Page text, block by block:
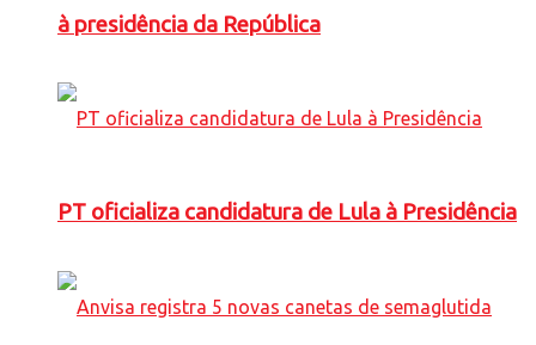
à presidência da República
PT oficializa candidatura de Lula à Presidência